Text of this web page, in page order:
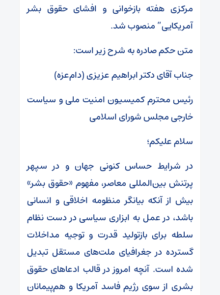
مرکزی هفته بازخوانی و افشای حقوق بشر
آمریکایی” منصوب شد.
متن حکم صادره به شرح زیر است:
جناب آقای دکتر ابراهیم عزیزی (دام‌عزه)
رئیس محترم کمیسیون امنیت ملی و سیاست
خارجی مجلس شورای اسلامی
سلام علیکم؛
در شرایط حساس کنونی جهان و در سپهر
پرتنش بین‌المللی معاصر، مفهوم «حقوق بشر»
بیش از آنکه بیانگر منظومه اخلاقی و انسانی
باشد، در عمل به ابزاری سیاسی در دست نظام
سلطه برای بازتولید قدرت و توجیه مداخلات
گسترده در جغرافیای ملت‌های مستقل تبدیل
شده است. آنچه امروز در قالب ادعاهای حقوق
بشری از سوی رژیم فاسد آمریکا و هم‌پیمانان